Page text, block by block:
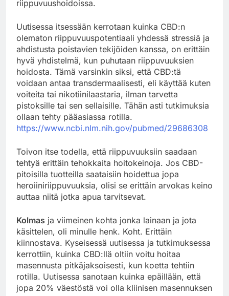
riippuvuushoidoissa.
Uutisessa itsessään kerrotaan kuinka CBD:n
olematon riippuvuuspotentiaali yhdessä stressiä ja
ahdistusta poistavien tekijöiden kanssa, on erittäin
hyvä yhdistelmä, kun puhutaan riippuvuuksien
hoidosta. Tämä varsinkin siksi, että CBD:tä
voidaan antaa transdermaalisesti, eli käyttää kuten
voiteita tai nikotiinilaastaria, ilman tarvetta
pistoksille tai sen sellaisille. Tähän asti tutkimuksia
ollaan tehty pääasiassa rotilla.
https://www.ncbi.nlm.nih.gov/pubmed/29686308
Toivon itse todella, että riippuvuuksiin saadaan
tehtyä erittäin tehokkaita hoitokeinoja. Jos CBD-
pitoisilla tuotteilla saataisiin hoidettua jopa
heroiiniriippuvuuksia, olisi se erittäin arvokas keino
auttaa niitä jotka apua tarvitsevat.
Kolmas ja viimeinen kohta jonka lainaan ja jota
käsittelen, oli minulle henk. Koht. Erittäin
kiinnostava. Kyseisessä uutisessa ja tutkimuksessa
kerrottiin, kuinka CBD:llä oltiin voitu hoitaa
masennusta pitkäjaksoisesti, kun koetta tehtiin
rotilla. Uutisessa sanotaan kuinka epäillään, että
jopa 20% väestöstä voi olla kliinisen masennuksen